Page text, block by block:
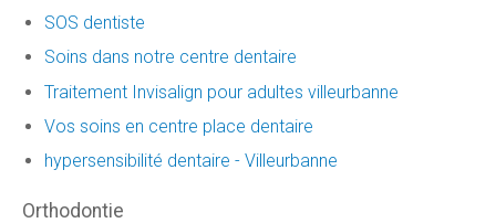
SOS dentiste
Soins dans notre centre dentaire
Traitement Invisalign pour adultes villeurbanne
Vos soins en centre place dentaire
hypersensibilité dentaire - Villeurbanne
Orthodontie